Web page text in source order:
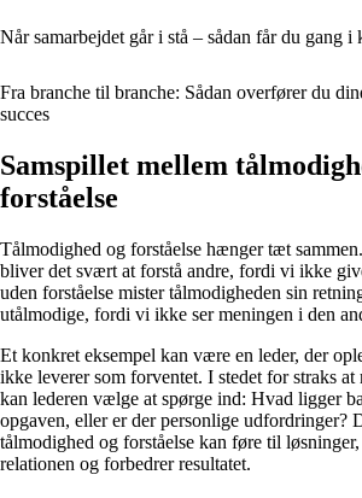
Når samarbejdet går i stå – sådan får du gang
Fra branche til branche: Sådan overfører du
succes
Samspillet mellem
forståelse
Tålmodighed og forståelse hænger tæt
bliver det svært at forstå andre, fordi vi ikke
uden forståelse mister tålmodigheden sin
utålmodige, fordi vi ikke ser meningen i den
Et konkret eksempel kan være en leder, der
ikke leverer som forventet. I stedet for straks at
kan lederen vælge at spørge ind: Hvad ligger
opgaven, eller er der personlige udfordringer?
tålmodighed og forståelse kan føre til
relationen og forbedrer resultatet.